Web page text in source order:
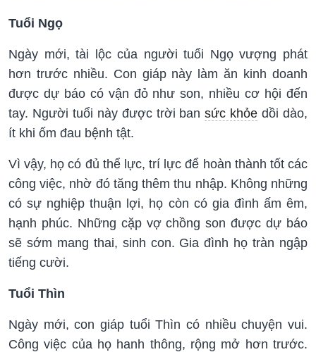
Tuổi Ngọ
Ngày mới, tài lộc của người tuổi Ngọ vượng phát
hơn trước nhiều. Con giáp này làm ăn kinh doanh
được dự báo có vận đỏ như son, nhiều cơ hội đến
tay. Người tuổi này được trời bansức khỏe dồi dào,
ít khi ốm đau bệnh tật.
Vì vậy, họ có đủ thể lực, trí lực để hoàn thành tốt các
công việc, nhờ đó tăng thêm thu nhập. Không những
có sự nghiệp thuận lợi, họ còn có gia đình ấm êm,
hạnh phúc. Những cặp vợ chồng son được dự báo
sẽ sớm mang thai, sinh con. Gia đình họ tràn ngập
tiếng cười.
Tuổi Thìn
Ngày mới, con giáp tuổi Thìn có nhiều chuyện vui.
Công việc của họ hanh thông, rộng mở hơn trước.